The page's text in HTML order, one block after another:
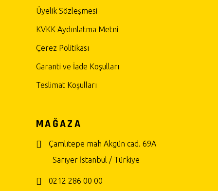
Üyelik Sözleşmesi
KVKK Aydınlatma Metni
Çerez Politikası
Garanti ve İade Koşulları
Teslimat Koşulları
MAĞAZA
Çamlıtepe mah Akgün cad. 69A
Sarıyer İstanbul / Türkiye
0212 286 00 00